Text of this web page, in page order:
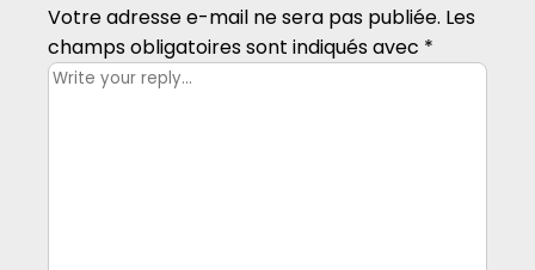
Votre adresse e-mail ne sera pas publiée. Les
champs obligatoires sont indiqués avec *